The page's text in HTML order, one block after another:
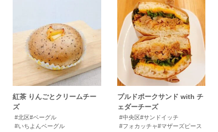
紅茶 りんごとクリームチー
ズ
#北区#ベーグル
#いちよんベーグル
プルドポークサンド with チ
ェダーチーズ
#中央区#サンドイッチ
#フォカッチャ#マザーズピース